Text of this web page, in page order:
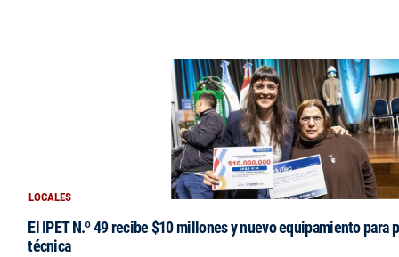
LOCALES
El IPET N.º 49 recibe $10 millones y nuevo equipamiento para
técnica